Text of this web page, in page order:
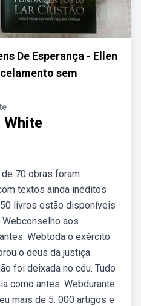
De Esperança - Ellen
sem
White
70 obras foram
textos ainda inéditos
livros estão disponíveis
aos
Webtoda o exército
o deus da justiça.
foi deixada no céu. Tudo
como antes. Webdurante
mais de 5. 000 artigos e